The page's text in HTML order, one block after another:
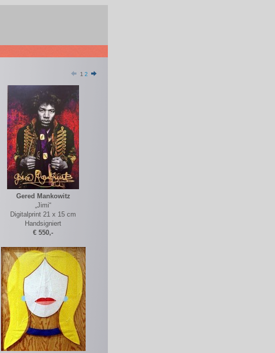
Gered Mankowitz
„Jimi“
Digitalprint 21 x 15 cm
Handsigniert
€ 550,-
1 2